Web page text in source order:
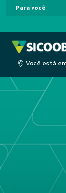
Pular para o
Para você
Você está